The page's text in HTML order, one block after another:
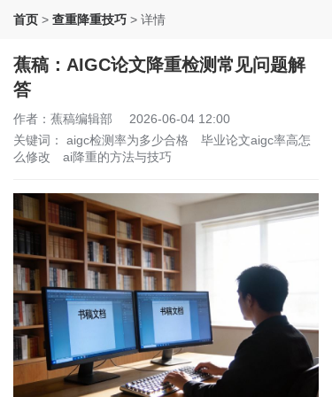
首页 > 查重降重技巧 > 详情
蕉稿：AIGC论文降重检测常见问题解
答
作者：蕉稿编辑部
2026-06-04 12:00
关键词： aigc检测率为多少合格
毕业论文aigc率高怎
么修改
ai降重的方法与技巧